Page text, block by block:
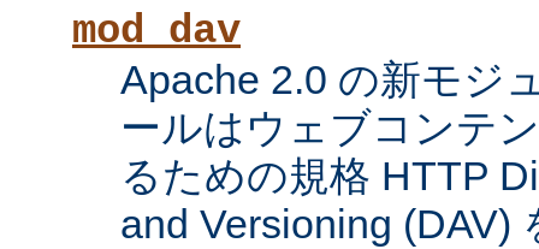
mod_dav
Apache 2.0 の新モジ
ールはウェブコンテ
るための規格 HTTP
and Versioning (DAV)